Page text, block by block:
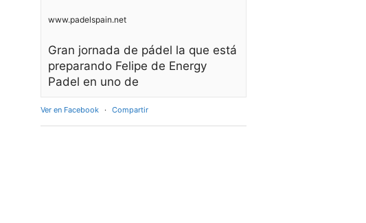
www.padelspain.net
Gran jornada de pádel la que está
preparando Felipe de Energy
Padel en uno de
Ver en Facebook · Compartir